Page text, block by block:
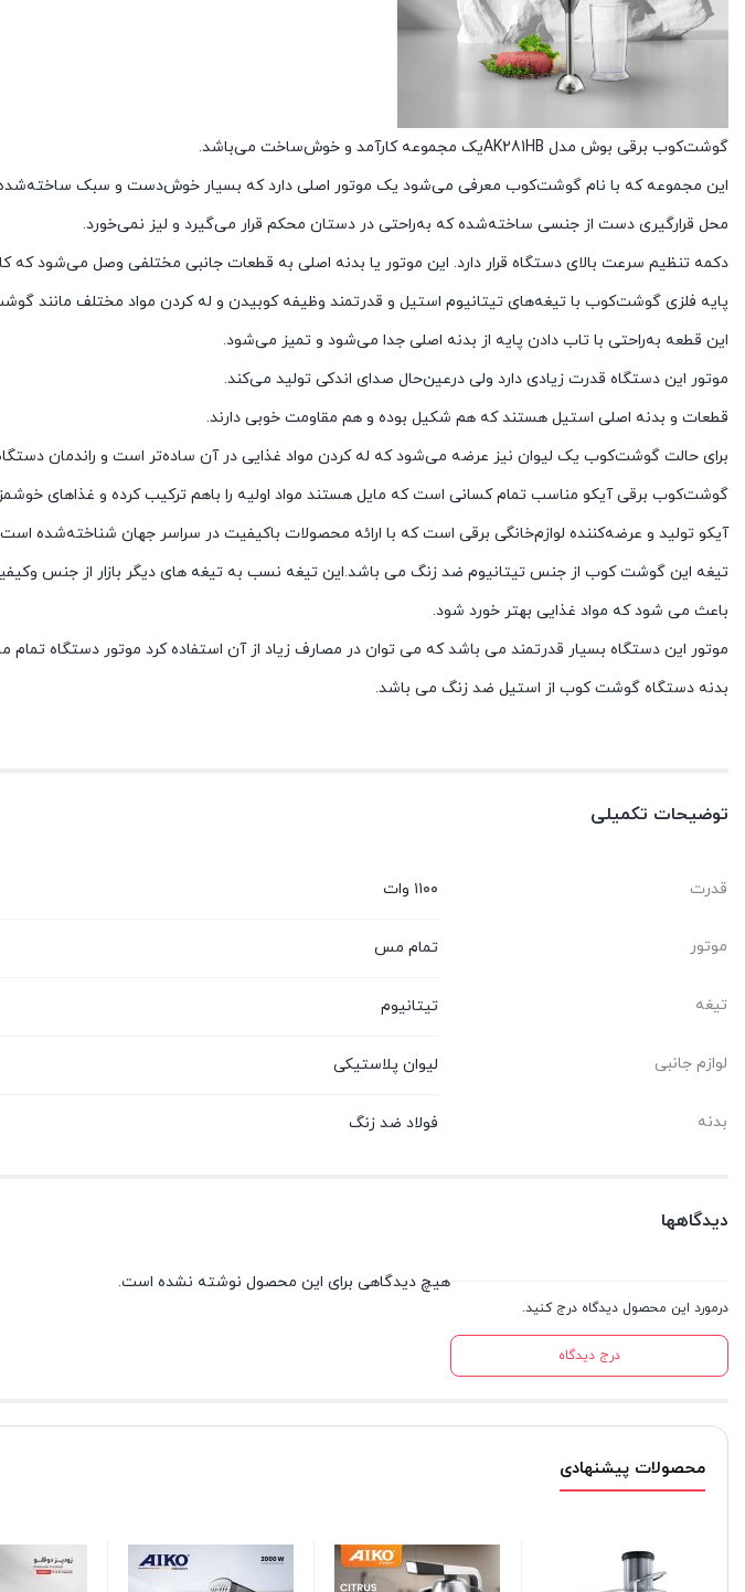
گوشت‌کوب برقی بوش مدل AK281HBیک مجموعه کارآمد و خوش‌ساخت می‌باشد.
این مجموعه که با نام گوشت‌کوب معرفی می‌شود یک موتور اصلی دارد که بسیار خوش‌دست و سبک ساخته‌شده
محل قرارگیری دست از جنسی ساخته‌شده که به‌راحتی در دستان محکم قرار می‌گیرد و لیز نمی‌خورد.
دکمه تنظیم سرعت بالای دستگاه قرار دارد. این موتور یا بدنه اصلی به قطعات جانبی مختلفی وصل می‌شود
پایه فلزی گوشت‌کوب با تیغه‌های تیتانیوم استیل و قدرتمند وظیفه کوبیدن و له کردن مواد مختلف مانند
این قطعه به‌راحتی با تاب دادن پایه از بدنه اصلی جدا می‌شود و تمیز می‌شود.
موتور این دستگاه قدرت زیادی دارد ولی درعین‌حال صدای اندکی تولید می‌کند.
قطعات و بدنه اصلی استیل هستند که هم شکیل بوده و هم مقاومت خوبی دارند.
برای حالت گوشت‌کوب یک لیوان نیز عرضه می‌شود که له کردن مواد غذایی در آن ساده‌تر است و راندمان دستگاه
گوشت‌کوب برقی آیکو مناسب تمام کسانی است که مایل هستند مواد اولیه را باهم ترکیب کرده و غذاهای
آیکو تولید و عرضه‌کننده لوازم‌خانگی برقی است که با ارائه محصولات باکیفیت در سراسر جهان شناخته‌شده
تیغه این گوشت کوب از جنس تیتانیوم ضد زنگ می باشد.این تیغه نسب به تیغه های دیگر بازار از جنس
باعث می شود که مواد غذایی بهتر خورد شود.
موتور این دستگاه بسیار قدرتمند می باشد که می توان در مصارف زیاد از آن استفاده کرد موتور دستگاه
بدنه دستگاه گوشت کوب از استیل ضد زنگ می باشد.
توضیحات تکمیلی
قدرت ۱۱۰۰ وات
موتور تمام مس
تیغه تیتانیوم
لوازم جانبی لیوان پلاستیکی
بدنه فولاد ضد زنگ
دیدگاهها
درمورد این محصول دیدگاه درج کنید.
درج دیدگاه
هیچ دیدگاهی برای این محصول نوشته نشده است.
محصولات پیشنهادی